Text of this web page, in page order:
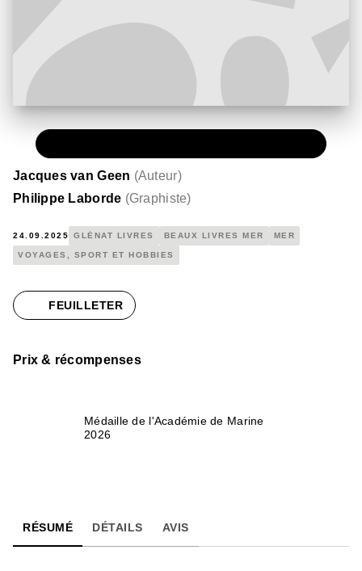
Jacques van Geen (Auteur)
Philippe Laborde (Graphiste)
24.09.2025 GLÉNAT LIVRES BEAUX LIVRES MER MER
VOYAGES, SPORT ET HOBBIES
FEUILLETER
Prix & récompenses
Médaille de l'Académie de Marine
2026
RÉSUMÉ DÉTAILS AVIS